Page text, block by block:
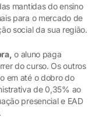
mantidas do ensino
para o mercado de
social da sua região.
o aluno paga
do curso. Os outros
em até o dobro do
de 0,35% ao
presencial e EAD